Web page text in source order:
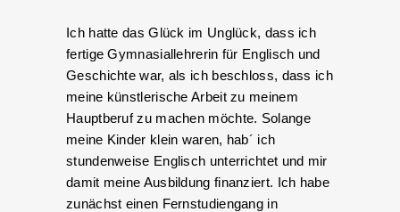
Ich hatte das Glück im Unglück, dass ich
fertige Gymnasiallehrerin für Englisch und
Geschichte war, als ich beschloss, dass ich
meine künstlerische Arbeit zu meinem
Hauptberuf zu machen möchte. Solange
meine Kinder klein waren, hab´ ich
stundenweise Englisch unterrichtet und mir
damit meine Ausbildung finanziert. Ich habe
zunächst einen Fernstudiengang in